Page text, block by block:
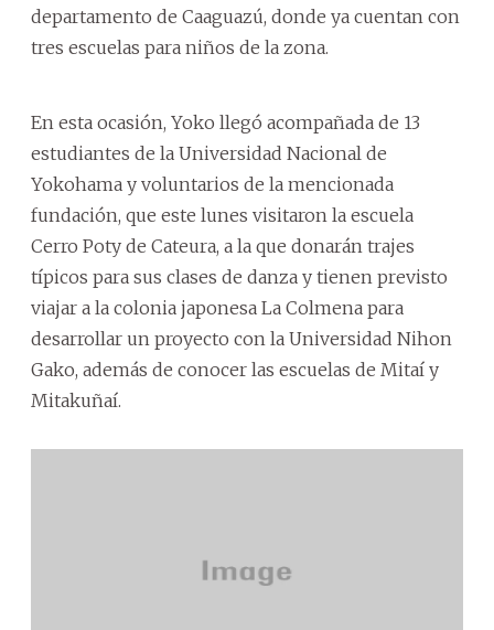
departamento de Caaguazú, donde ya cuentan con
tres escuelas para niños de la zona.
En esta ocasión, Yoko llegó acompañada de 13
estudiantes de la Universidad Nacional de
Yokohama y voluntarios de la mencionada
fundación, que este lunes visitaron la escuela
Cerro Poty de Cateura, a la que donarán trajes
típicos para sus clases de danza y tienen previsto
viajar a la colonia japonesa La Colmena para
desarrollar un proyecto con la Universidad Nihon
Gako, además de conocer las escuelas de Mitaí y
Mitakuñaí.